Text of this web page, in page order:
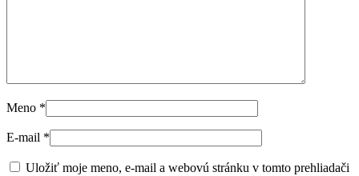
Meno *
E-mail *
Uložiť moje meno, e-mail a webovú stránku v tomto prehliadači